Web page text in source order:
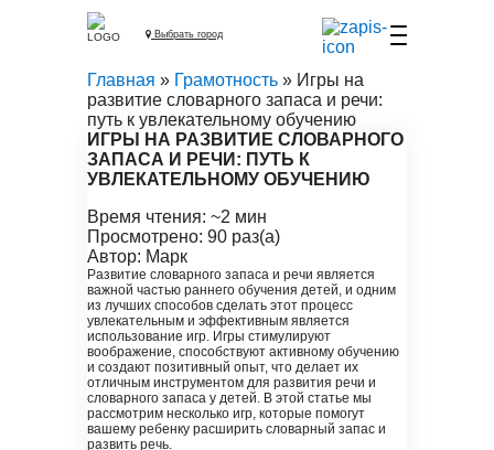
Выбрать город
Главная » Грамотность » Игры на
развитие словарного запаса и речи:
путь к увлекательному обучению
ИГРЫ НА РАЗВИТИЕ СЛОВАРНОГО
ЗАПАСА И РЕЧИ: ПУТЬ К
УВЛЕКАТЕЛЬНОМУ ОБУЧЕНИЮ
Время чтения: ~2 мин
Просмотрено: 90 раз(а)
Автор: Марк
Развитие словарного запаса и речи является
важной частью раннего обучения детей, и одним
из лучших способов сделать этот процесс
увлекательным и эффективным является
использование игр. Игры стимулируют
воображение, способствуют активному обучению
и создают позитивный опыт, что делает их
отличным инструментом для развития речи и
словарного запаса у детей. В этой статье мы
рассмотрим несколько игр, которые помогут
вашему ребенку расширить словарный запас и
развить речь.